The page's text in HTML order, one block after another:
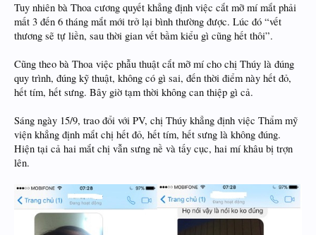
Tuy nhiên bà Thoa cương quyết khẳng định việc cắt mỡ mí mắt phải
mất 3 đến 6 tháng mắt mới trở lại bình thường được. Lúc đó “vết
thương sẽ tự liền, sau thời gian vết bầm kiểu gì cũng hết thôi”.
Cũng theo bà Thoa việc phẫu thuật cắt mỡ mí cho chị Thúy là đúng
quy trình, đúng kỹ thuật, không có gì sai, đến thời điểm này hết đỏ,
hết tím, hết sưng. Bây giờ tạm thời không can thiệp gì cả.
Sáng ngày 15/9, trao đổi với PV, chị Thúy khẳng định việc Thẩm mỹ
viện khẳng định mắt chị hết đỏ, hết tím, hết sưng là không đúng.
Hiện tại cả hai mắt chị vẫn sưng nề và tấy cục, hai mí khâu bị trợn
lên.